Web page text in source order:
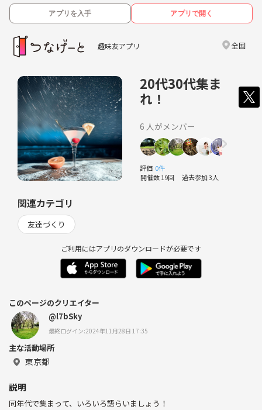
アプリを入手 アプリで開く
趣味友アプリ 全国
20代30代集ま
れ！
6 人がメンバー
評価 0件
開催数 19回 過去参加 3人
関連カテゴリ
友達づくり
ご利用にはアプリのダウンロードが必要です
このページのクリエイター
@l7bSky
最終ログイン:2024年11月28日 17:35
主な活動場所
東京都
説明
同年代で集まって、いろいろ語らいましょう！